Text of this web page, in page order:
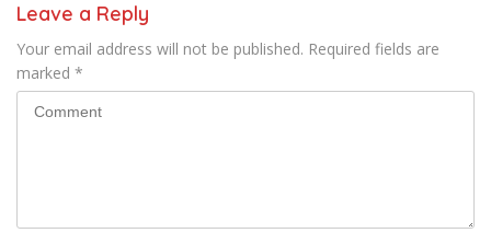
Leave a Reply
Your email address will not be published. Required fields are
marked *